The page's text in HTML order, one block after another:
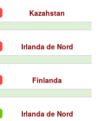
Kazahstan
Irlanda de Nord
Finlanda
Irlanda de Nord